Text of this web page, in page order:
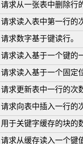
请求从一张表中删除行
请求读入表中第一行的
请求数字基于键读行。
请求读入基于一个键的
请求读入基于一个固定
请求更新表中一行的次
请求向表中插入一行的
用于关键字缓存的块的
请求从缓存读入一个键